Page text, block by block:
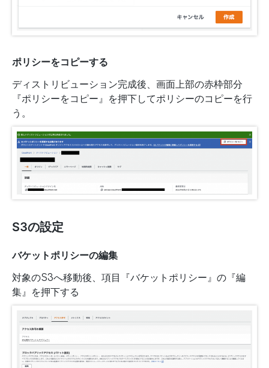
ポリシーをコピーする
ディストリビューション完成後、画面上部の赤枠部分
『ポリシーをコピー』を押下してポリシーのコピーを行
う。
S3の設定
バケットポリシーの編集
対象のS3へ移動後、項目『バケットポリシー』の『編
集』を押下する